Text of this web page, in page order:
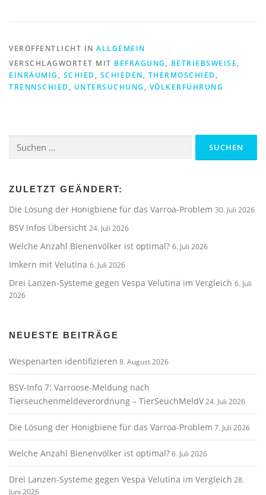
VERÖFFENTLICHT IN ALLGEMEIN
VERSCHLAGWORTET MIT BEFRAGUNG , BETRIEBSWEISE,
EINRÄUMIG , SCHIED , SCHIEDEN, THERMOSCHIED ,
TRENNSCHIED , UNTERSUCHUNG , VÖLKERFÜHRUNG
nach:
ZULETZT GEÄNDERT:
Die Lösung der Honigbiene für das Varroa-Problem 30. Juli 2026
BSV Infos Übersicht 24. Juli 2026
Welche Anzahl Bienenvölker ist optimal? 6. Juli 2026
Imkern mit Velutina 6. Juli 2026
Drei Lanzen-Systeme gegen Vespa Velutina im Vergleich 6. Juli
2026
NEUESTE BEITRÄGE
Wespenarten identifizieren 8. August 2026
BSV-Info 7: Varroose-Meldung nach
Tierseuchenmeldeverordnung – TierSeuchMeldV24. Juli 2026
Die Lösung der Honigbiene für das Varroa-Problem 7. Juli 2026
Welche Anzahl Bienenvölker ist optimal?6. Juli 2026
Drei Lanzen-Systeme gegen Vespa Velutina im Vergleich 28.
Juni 2026